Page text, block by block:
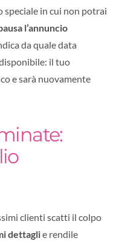
speciale in cui non potrai
l’annuncio
da quale data
il tuo
e sarà nuovamente
clienti scatti il colpo
dettaglie rendile